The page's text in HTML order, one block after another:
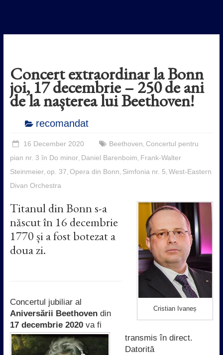
Concert extraordinar la Bonn
joi, 17 decembrie – 250 de ani
de la nașterea lui Beethoven!
recomandat
16 December 2020 Beethoven Concertul pentru
pian nr. 3 în Do minor, Daniel Barenboim Frank-Walter
Steinmeier, op. 37 Opera din Bonn Simfonia nr. 5 West-Eastern
Divan Orchestra
Cristian Ivaneș
Titanul din Bonn s-a
născut în 16 decembrie
1770 și a fost botezat a
doua zi.
Concertul jubiliar al
Aniversării Beethovendin
17 decembrie 2020va fi
transmis în direct.
Datorită